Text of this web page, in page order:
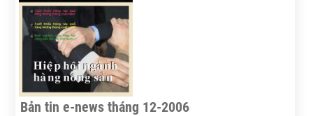
Bản tin e-news tháng 12-2006